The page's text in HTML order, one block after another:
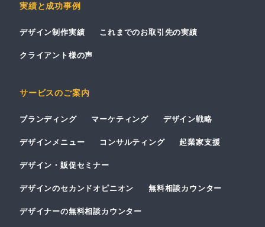
実績と成功事例
デザイン制作実績 これまでのお取引先の実績
クライアント様の声
サービスのご案内
ブランディング マーケティング デザイン戦略
デザインメニュー コンサルティング 起業家支援
デザイン・販促セミナー
デザインのセカンドオピニオン 無料相談カウンター
デザイナーの無料相談カウンター